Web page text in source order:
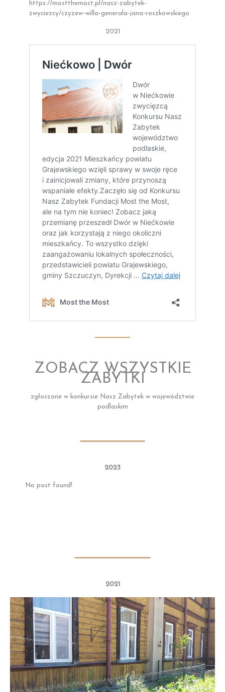
https://mostthemost.pl/nasz-zabytek-
zwyciezcy/czyzew-willa-generala-jana-roszkowskiego
2021
ZOBACZ WSZYSTKIE
ZABYTKI
zgłoszone w konkursie Nasz Zabytek w województwie
podlaskim
2023
No post found!
2021